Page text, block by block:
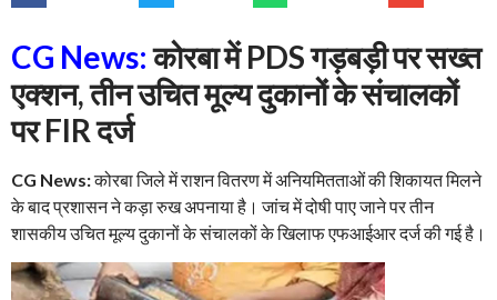
CG News:कोरबा में PDS गड़बड़ी पर सख्त
एक्शन, तीन उचित मूल्य दुकानों के संचालकों
पर FIR दर्ज
CG News:कोरबा जिले में राशन वितरण में अनियमितताओं की शिकायत मिलने
के बाद प्रशासन ने कड़ा रुख अपनाया है। जांच में दोषी पाए जाने पर तीन
शासकीय उचित मूल्य दुकानों के संचालकों के खिलाफ एफआईआर दर्ज की गई है।